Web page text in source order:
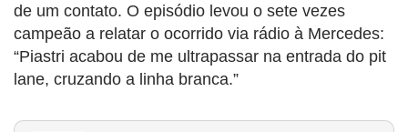
de um contato. O episódio levou o sete vezes
campeão a relatar o ocorrido via rádio à Mercedes:
“Piastri acabou de me ultrapassar na entrada do pit
lane, cruzando a linha branca.”